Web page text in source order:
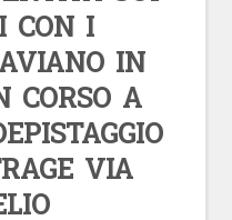
CON I
IN
CORSO A
VIA